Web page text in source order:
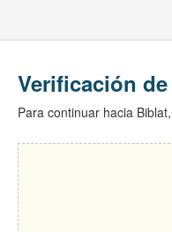
Verificación
Para continuar hacia